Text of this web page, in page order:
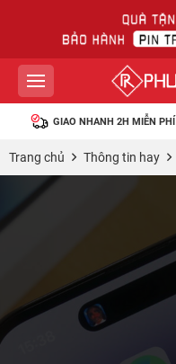
GIAO NHANH 2H MIỄN PHÍ
Trang chủ Thông tin hay